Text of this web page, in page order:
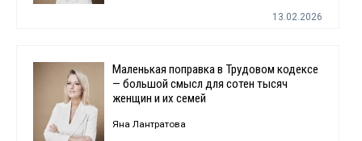
13.02.2026
Маленькая поправка в Трудовом кодексе
— большой смысл для сотен тысяч
женщин и их семей
Яна Лантратова